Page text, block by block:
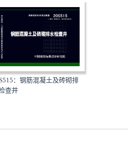
：钢筋混凝土及砖砌排
查井